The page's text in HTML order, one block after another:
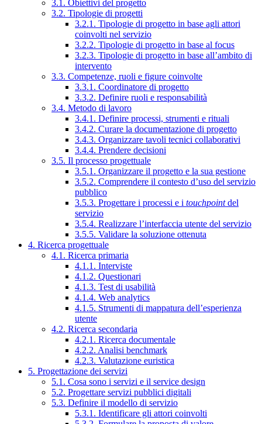
3.1. Obiettivi del progetto
3.2. Tipologie di progetti
3.2.1. Tipologie di progetto in base agli attori
coinvolti nel servizio
3.2.2. Tipologie di progetto in base al focus
3.2.3. Tipologie di progetto in base all’ambito di
intervento
3.3. Competenze, ruoli e figure coinvolte
3.3.1. Coordinatore di progetto
3.3.2. Definire ruoli e responsabilità
3.4. Metodo di lavoro
3.4.1. Definire processi, strumenti e rituali
3.4.2. Curare la documentazione di progetto
3.4.3. Organizzare tavoli tecnici collaborativi
3.4.4. Prendere decisioni
3.5. Il processo progettuale
3.5.1. Organizzare il progetto e la sua gestione
3.5.2. Comprendere il contesto d’uso del servizio
pubblico
3.5.3. Progettare i processi e i touchpointdel
servizio
3.5.4. Realizzare l’interfaccia utente del servizio
3.5.5. Validare la soluzione ottenuta
4. Ricerca progettuale
4.1. Ricerca primaria
4.1.1. Interviste
4.1.2. Questionari
4.1.3. Test di usabilità
4.1.4. Web analytics
4.1.5. Strumenti di mappatura dell’esperienza
utente
4.2. Ricerca secondaria
4.2.1. Ricerca documentale
4.2.2. Analisi benchmark
4.2.3. Valutazione euristica
5. Progettazione dei servizi
5.1. Cosa sono i servizi e il service design
5.2. Progettare servizi pubblici digitali
5.3. Definire il modello di servizio
5.3.1. Identificare gli attori coinvolti